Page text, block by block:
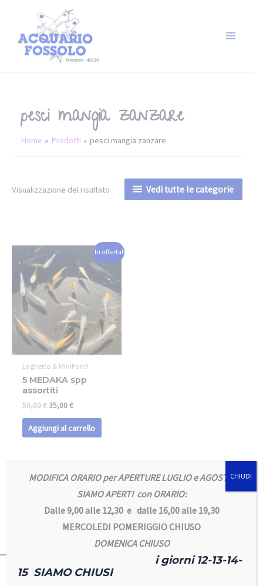
pesci mangia zanzare
Home Prodotti pesci mangia zanzare
Visualizzazione del risultato Vedi tutte le categorie
In offerta!
Laghetto & MiniPond
5 MEDAKA spp
assortiti
50,00€ 35,00€
Aggiungi al carrello
MODIFICA ORARIO per APERTURE LUGLIO e AGOSTO
SIAMO APERTI con ORARIO:
Dalle 9,00 alle 12,30 e dalle 16,00 alle 19,30
MERCOLEDI POMERIGGIO CHIUSO
DOMENICA CHIUSO
i giorni 12-13-14-
15 SIAMO CHIUSI
CHIUDI